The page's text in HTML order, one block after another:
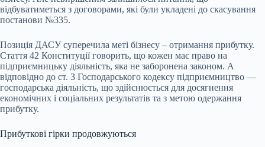
відбуватиметься з договорами, які були укладені до скасування
постанови №335.
Позиція ДАСУ суперечила меті бізнесу – отримання прибутку.
Стаття 42 Конституції говорить, що кожен має право на
підприємницьку діяльність, яка не заборонена законом. А
відповідно до ст. 3 Господарського кодексу підприємництво —
господарська діяльність, що здійснюється для досягнення
економічних і соціальних результатів та з метою одержання
прибутку.
Прибуткові гірки продовжуються